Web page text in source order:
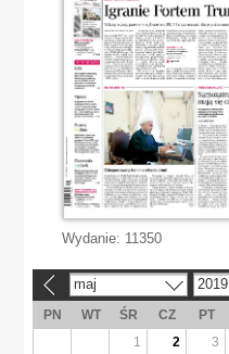
Wydanie: 11350
maj 2019
PN WT ŚR CZ PT
1
2 3